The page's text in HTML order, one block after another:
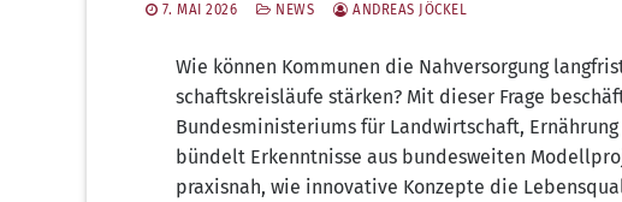
7. MAI 2026 NEWS ANDREAS JÖCKEL
Wie kön­nen Kom­mu­nen die Nah­ver­sor­gung
schafts­kreis­läu­fe stär­ken? Mit die­ser Fra­ge
Bun­des­mi­nis­te­ri­ums für Land­wirt­schaft,
bün­delt Erkennt­nis­se aus bun­des­wei­ten
pra­xis­nah, wie inno­va­ti­ve Kon­zep­te die